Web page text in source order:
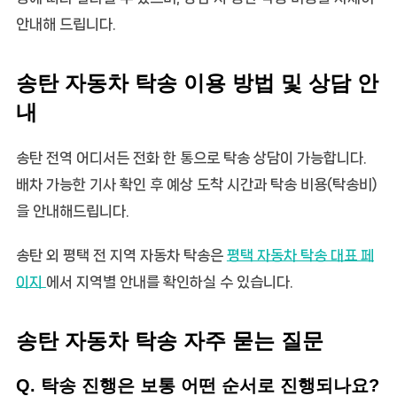
안내해 드립니다.
송탄 자동차 탁송 이용 방법 및 상담 안
내
송탄 전역 어디서든 전화 한 통으로 탁송 상담이 가능합니다.
배차 가능한 기사 확인 후 예상 도착 시간과 탁송 비용(탁송비)
을 안내해드립니다.
송탄 외 평택 전 지역 자동차 탁송은 평택 자동차 탁송 대표 페
이지 에서 지역별 안내를 확인하실 수 있습니다.
송탄 자동차 탁송 자주 묻는 질문
Q. 탁송 진행은 보통 어떤 순서로 진행되나요?